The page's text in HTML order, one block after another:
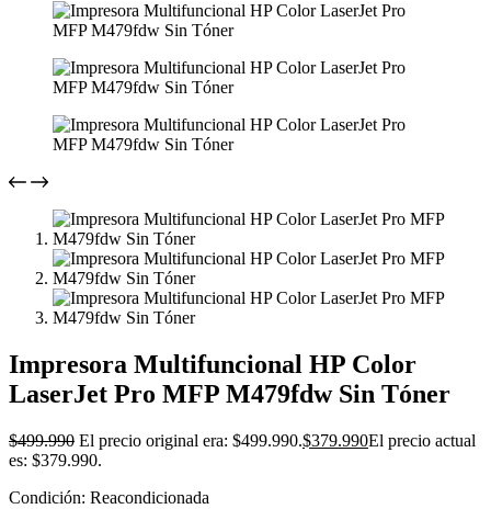
Impresora Multifuncional HP Color
LaserJet Pro MFP M479fdw Sin Tóner
$499.990 El precio original era: $499.990.$379.990El precio actual
es: $379.990.
Condición: Reacondicionada